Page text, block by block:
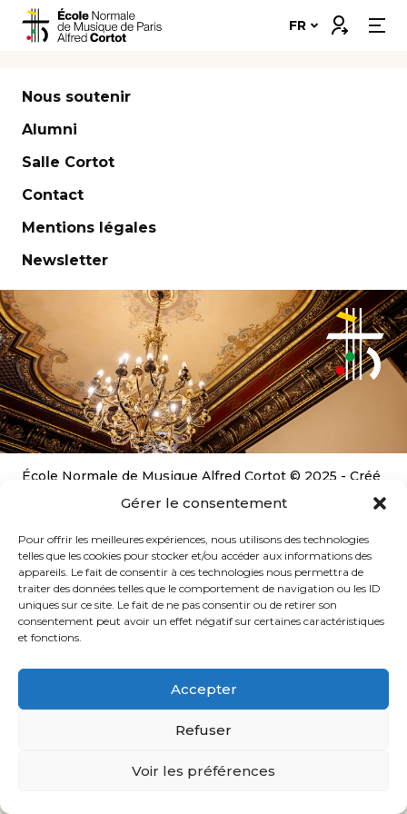
Gérer le consentement
Pour offrir les meilleures expériences, nous utilisons des technologies
telles que les cookies pour stocker et/ou accéder aux informations des
appareils. Le fait de consentir à ces technologies nous permettra de
traiter des données telles que le comportement de navigation ou les ID
uniques sur ce site. Le fait de ne pas consentir ou de retirer son
consentement peut avoir un effet négatif sur certaines caractéristiques
et fonctions.
Accepter
Refuser
Voir les préférences
content
Disciplines ➔
Formations ➔
Insertion professionnelle
Bourses et financement
Nous soutenir
Candidater
FR Connexion
Nous soutenir
Alumni
Salle Cortot
Contact
Mentions légales
Newsletter
École Normale de Musique Alfred Cortot © 2025 - Créé
Caroline de Vibraye